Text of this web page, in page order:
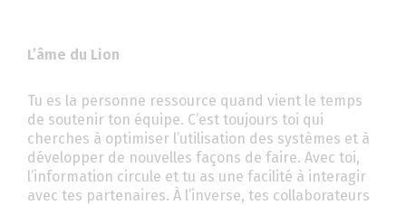
L’âme du Lion
Tu es la personne ressource quand vient le temps
de soutenir ton équipe. C’est toujours toi qui
cherches à optimiser l’utilisation des systèmes et à
développer de nouvelles façons de faire. Avec toi,
l’information circule et tu as une facilité à interagir
avec tes partenaires. À l’inverse, tes collaborateurs